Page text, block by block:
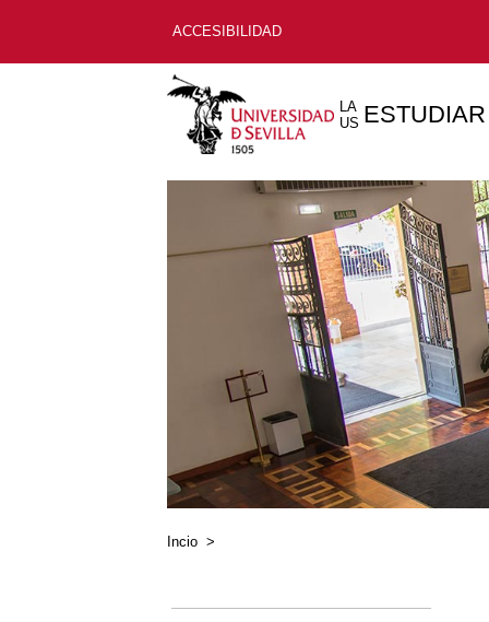
ACCESIBILIDAD
LA
US ESTUDIAR
Incio >